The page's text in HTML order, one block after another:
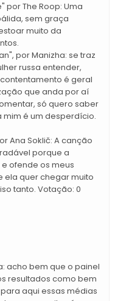
por The Roop: Uma
sem graça
muito da
por Manizha: se traz
russa entender,
é geral
que anda por aí
só quero saber
é um desperdício.
Ana Soklič: A canção
porque a
ofende os meus
ela quer chegar muito
tanto. Votação: 0
acho bem que o painel
resultados como bem
aqui essas médias